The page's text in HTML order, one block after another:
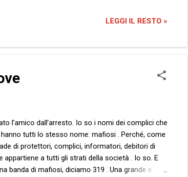
questo mi renda incoerente per la premessa di
LEGGI IL RESTO »
l’amico dall’arresto. Io so i nomi dei complici che
tutti lo stesso nome: mafiosi . Perché, come
di protettori, complici, informatori, debitori di
a tutti gli strati della società . Io so. E
banda di mafiosi, diciamo 319 . Una grande e